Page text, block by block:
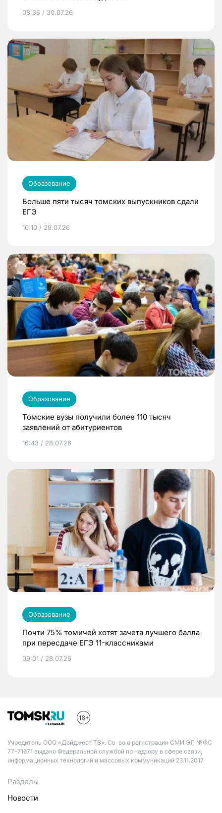
08:36 / 30.07.26
Образование
Больше пяти тысяч томских выпускников сдали
ЕГЭ
10:10 / 29.07.26
Образование
Томские вузы получили более 110 тысяч
заявлений от абитуриентов
16:43 / 28.07.26
Образование
Почти 75% томичей хотят зачета лучшего балла
при пересдаче ЕГЭ 11-классниками
09:01 / 28.07.26
Учредитель ООО «Дайджест ТВ». Св-во о регистрации СМИ ЭЛ №ФС
77-71671 выдано Федеральной службой по надзору в сфере связи,
информационных технологий и массовых коммуникаций 23.11.2017
Разделы
Новости